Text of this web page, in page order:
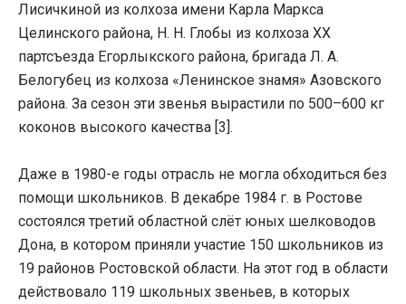
Лисичкиной из колхоза имени Карла Маркса
Целинского района, Н. Н. Глобы из колхоза XX
партсъезда Егорлыкского района, бригада Л. А.
Белогубец из колхоза «Ленинское знамя» Азовского
района. За сезон эти звенья вырастили по 500–600 кг
коконов высокого качества [3].
Даже в 1980-е годы отрасль не могла обходиться без
помощи школьников. В декабре 1984 г. в Ростове
состоялся третий областной слёт юных шелководов
Дона, в котором приняли участие 150 школьников из
19 районов Ростовской области. На этот год в области
действовало 119 школьных звеньев, в которых